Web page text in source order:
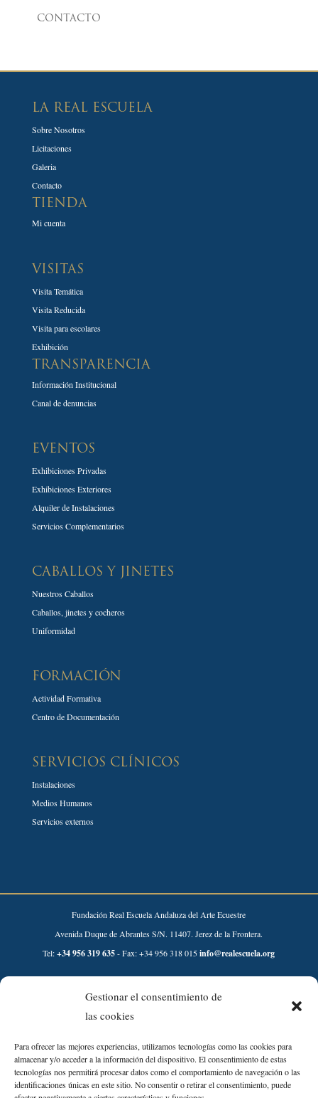
Gestionar el consentimiento de
las cookies
Para ofrecer las mejores experiencias, utilizamos tecnologías como las cookies para
almacenar y/o acceder a la información del dispositivo. El consentimiento de estas
tecnologías nos permitirá procesar datos como el comportamiento de navegación o las
identificaciones únicas en este sitio. No consentir o retirar el consentimiento, puede
CONTACTO
LA REAL ESCUELA
Sobre Nosotros
Licitaciones
Galeria
Contacto
TIENDA
Mi cuenta
VISITAS
Visita Temática
Visita Reducida
Visita para escolares
Exhibición
TRANSPARENCIA
Información Institucional
Canal de denuncias
EVENTOS
Exhibiciones Privadas
Exhibiciones Exteriores
Alquiler de Instalaciones
Servicios Complementarios
CABALLOS Y JINETES
Nuestros Caballos
Caballos, jinetes y cocheros
Uniformidad
FORMACIÓN
Actividad Formativa
Centro de Documentación
SERVICIOS CLÍNICOS
Instalaciones
Medios Humanos
Servicios externos
Fundación Real Escuela Andaluza del Arte Ecuestre
Avenida Duque de Abrantes S/N. 11407. Jerez de la Frontera.
Tel:+34 956 319 635- Fax: +34 956 318 015info@realescuela.org
Desarrollado por: